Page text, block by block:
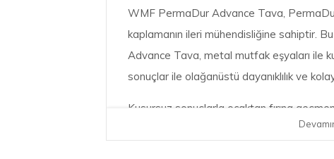
WMF PermaDur Advance Tava,
kaplamanın ileri mühendisliğine sahiptir.
Advance Tava, metal mutfak eşyaları ile
sonuçlar ile olağanüstü dayanıklılık ve
Kusursuz sonuçlarla ocaktan fırına
türlü pişirme zorluğunun üstesinden gelen